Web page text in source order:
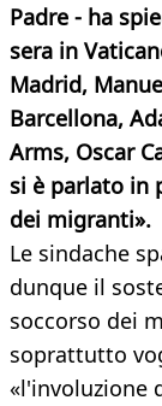
Padre - ha
sera in
Madrid,
Barcellona,
Arms, Oscar
si è parlato in
dei migranti».
Le sindache
dunque il
soccorso dei
soprattutto
«l'involuzione